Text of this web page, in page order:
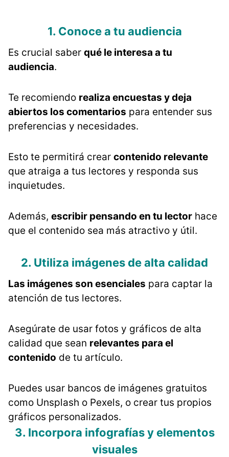
1. Conoce a tu audiencia
Es crucial saber qué le interesa a tu
audiencia.
Te recomiendo realiza encuestas y deja
abiertos los comentarios para entender sus
preferencias y necesidades.
Esto te permitirá crear contenido relevante
que atraiga a tus lectores y responda sus
inquietudes.
Además, escribir pensando en tu lector hace
que el contenido sea más atractivo y útil​​.
2. Utiliza imágenes de alta calidad
Las imágenes son esenciales para captar la
atención de tus lectores.
Asegúrate de usar fotos y gráficos de alta
calidad que sean relevantes para el
contenido de tu artículo.
Puedes usar bancos de imágenes gratuitos
como Unsplash o Pexels, o crear tus propios
gráficos personalizados.
3. Incorpora infografías y elementos
visuales